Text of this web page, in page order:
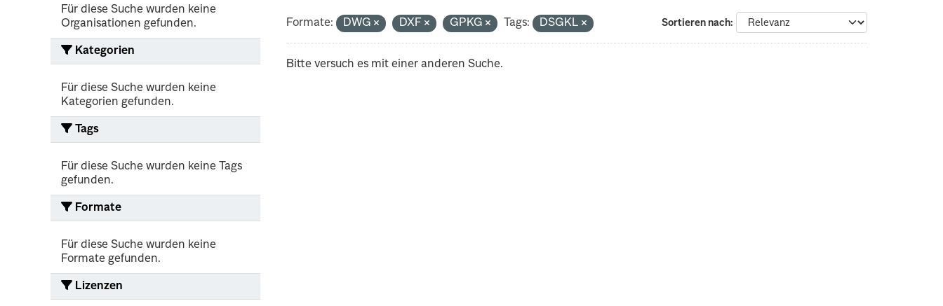
Für diese Suche wurden keine
Organisationen gefunden.
Kategorien
Für diese Suche wurden keine
Kategorien gefunden.
Tags
Für diese Suche wurden keine Tags
gefunden.
Formate
Für diese Suche wurden keine
Formate gefunden.
Lizenzen
Sortieren nach
Formate: DWG DXF GPKG Tags: DSGKL
Bitte versuch es mit einer anderen Suche.